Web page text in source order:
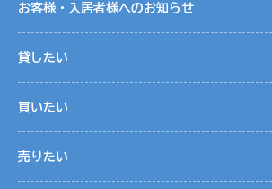
お客様・入居者様へのお知らせ
貸したい
買いたい
売りたい